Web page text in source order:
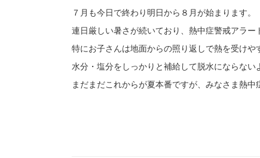
７月も今日で終わり明日から８月が始まります。
連日厳しい暑さが続いており、熱中症警戒アラー
特にお子さんは地面からの照り返しで熱を受けや
水分・塩分をしっかりと補給して脱水にならない
まだまだこれからが夏本番ですが、みなさま熱中